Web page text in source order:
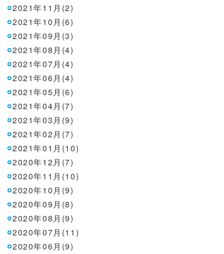
2021年11月(2)
2021年10月(6)
2021年09月(3)
2021年08月(4)
2021年07月(4)
2021年06月(4)
2021年05月(6)
2021年04月(7)
2021年03月(9)
2021年02月(7)
2021年01月(10)
2020年12月(7)
2020年11月(10)
2020年10月(9)
2020年09月(8)
2020年08月(9)
2020年07月(11)
2020年06月(9)